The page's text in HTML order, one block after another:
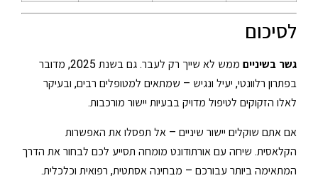
לסיכום
גשר בשיניים
ממש לא שייך רק לעבר. גם בשנת 2025, מדובר
בפתרון רלוונטי, יעיל ונגיש – שמתאים למטופלים רבים, ובעיקר
לאלו הזקוקים לטיפול מדויק בבעיות יישור מורכבות.
אם אתם שוקלים יישור שיניים – אל תפסלו את האפשרות
הקלאסית. שיחה עם אורתודונט מומחה תסייע לכם לבחור את הדרך
המתאימה ביותר עבורכם – מבחינה אסתטית, רפואית וכלכלית.